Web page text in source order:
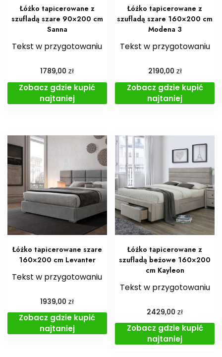
Łóżko tapicerowane z
szufladą szare 90×200 cm
Sanna
Tekst w przygotowaniu
1789,00zł
Zobacz gdzie kupić
najtaniej
Łóżko tapicerowane z
szufladą szare 160×200 cm
Modena 3
Tekst w przygotowaniu
2190,00 zł
Zobacz gdzie kupić
najtaniej
Łóżko tapicerowane szare
160×200 cm Levanter
Tekst w przygotowaniu
1939,00zł
Zobacz gdzie kupić
najtaniej
Łóżko tapicerowane z
szufladą beżowe 160×200
cm Kayleon
Tekst w przygotowaniu
2429,00zł
Zobacz gdzie kupić
najtaniej